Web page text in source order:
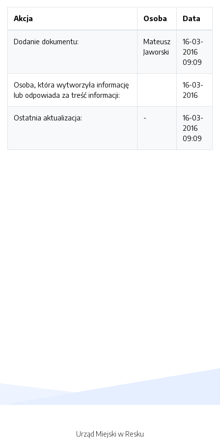
Akcja Osoba Data
Dodanie dokumentu:
Mateusz
Jaworski
16-03-
2016
09:09
Osoba, która wytworzyła informację
lub odpowiada za treść informacji:
16-03-
2016
Ostatnia aktualizacja: -
16-03-
2016
09:09
Urząd Miejski w Resku